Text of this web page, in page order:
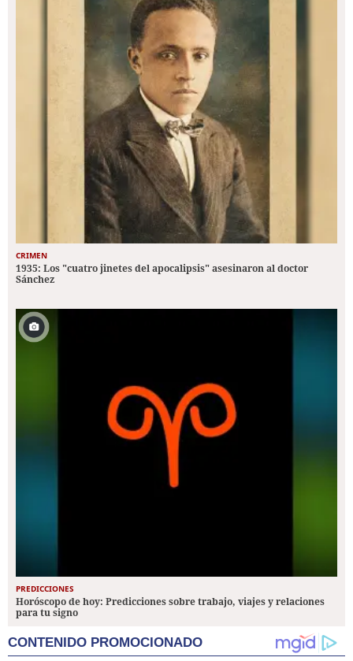
CRIMEN
1935: Los "cuatro jinetes del apocalipsis" asesinaron al doctor
Sánchez
PREDICCIONES
Horóscopo de hoy: Predicciones sobre trabajo, viajes y relaciones
para tu signo
CONTENIDO PROMOCIONADO